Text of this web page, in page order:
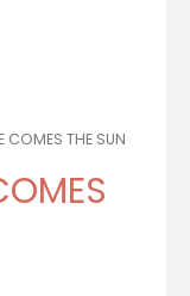
COMES THE SUN